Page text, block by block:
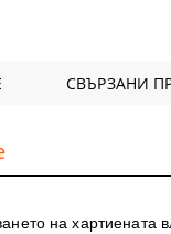
СВЪРЗАНИ
на хартиената